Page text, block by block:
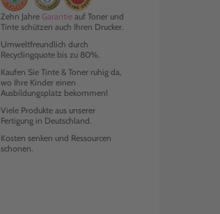
Zehn Jahre Garantieauf Toner und
Tinte schützen auch Ihren Drucker.
Umweltfreundlich durch
Recyclingquote bis zu 80%.
Kaufen Sie Tinte & Toner ruhig da,
wo Ihre Kinder einen
Ausbildungsplatz bekommen!
Viele Produkte aus unserer
Fertigung in Deutschland.
Kosten senken und Ressourcen
schonen.